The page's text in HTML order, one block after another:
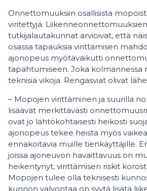
Onnettomuuksiin osallisista
viritettyjä. Liikenneonnettomuuksien
tutkijalautakunnat arvioivat, että
osassa tapauksia virittämisen
ajonopeus myötävaikutti
tapahtumiseen. Joka kolmannessa
teknisiä vikoja. Rengasviat olivat
– Mopojen virittäminen ja suurilla
lisäävät merkittävästi
ovat jo lähtökohtaisesti heikosti
ajonopeus tekee heistä myös
ennakoitavia muille tienkäyttäjille.
joissa ajoneuvon havaittavuus on
heikentynyt, virittämisen riskit
Mopojen tulee olla teknisesti
kunnon valvontaa on syytä lisätä